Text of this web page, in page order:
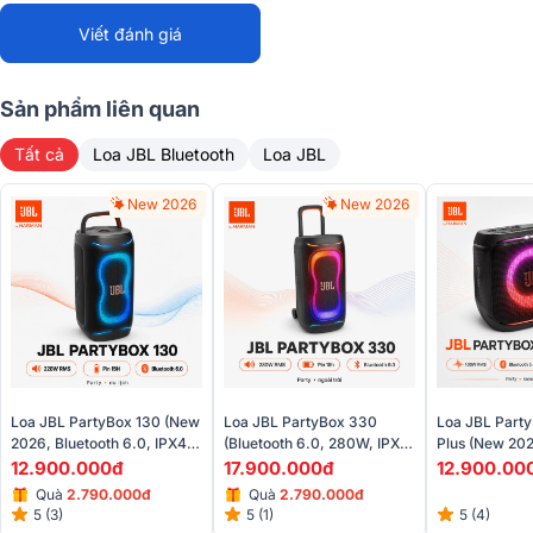
Công nghệ AI
EASYSING tách lời
dây
2404 – 2478 MHz
Công suất phát < 8.5 dBm (EIRP)
Phạm vi hoạt động Tối đa 30 m
Thời lượng pin Lên đến 10 giờ
Loại pin Li-ion 3.7V / 240mAh
Mức đầu ra tối đa của
bộ thu
< 1 Vrms
Viết đánh giá
Sản phẩm liên quan
Tất cả Loa JBL Bluetooth Loa JBL
New 2026
Loa JBL PartyBox 130 (New
2026, Bluetooth 6.0, IPX4,
AI Sound Boost, Auracast)
12.900.000đ
Quà 2.790.000đ
5 (3)
New 2026
Loa JBL PartyBox 330
(Bluetooth 6.0, 280W, IPX4,
AI Sound Boost)
17.900.000đ
Quà2.790.000đ
5 (1)
Loa JBL
Plus (New
15h,
5 (4)